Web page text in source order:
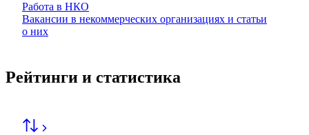
Работа в НКО
Вакансии в некоммерческих организациях и статьи
о них
Рейтинги и статистика